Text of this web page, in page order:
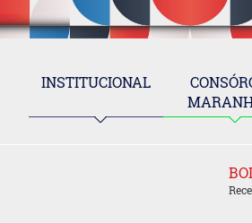
INSTITUCIONAL